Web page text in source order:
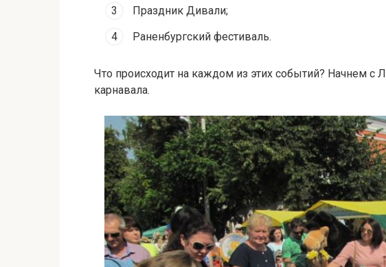
Праздник Дивали;
Раненбургский фестиваль.
Что происходит на каждом из этих событий? Начнем с
карнавала.